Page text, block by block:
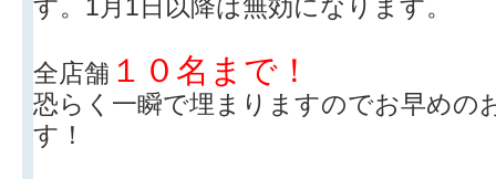
す。1月1日以降は無効になります。
全店舗 １０名まで！
恐らく一瞬で埋まりますのでお早めの
す！